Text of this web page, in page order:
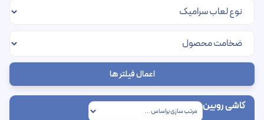
اعمال فیلتر ها
کاشی روبین